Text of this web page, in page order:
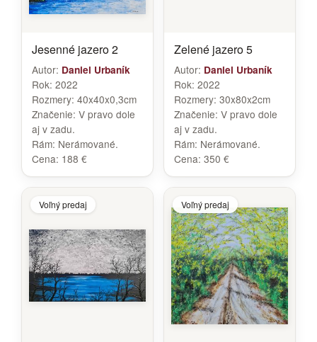
Jesenné jazero 2
Autor: Daniel Urbaník
Rok: 2022
Rozmery: 40x40x0,3cm
Značenie: V pravo dole
aj v zadu.
Rám: Nerámované.
Cena: 188 €
Zelené jazero 5
Autor: Daniel Urbaník
Rok: 2022
Rozmery: 30x80x2cm
Značenie: V pravo dole
aj v zadu.
Rám: Nerámované.
Cena: 350 €
Voľný predaj Voľný predaj